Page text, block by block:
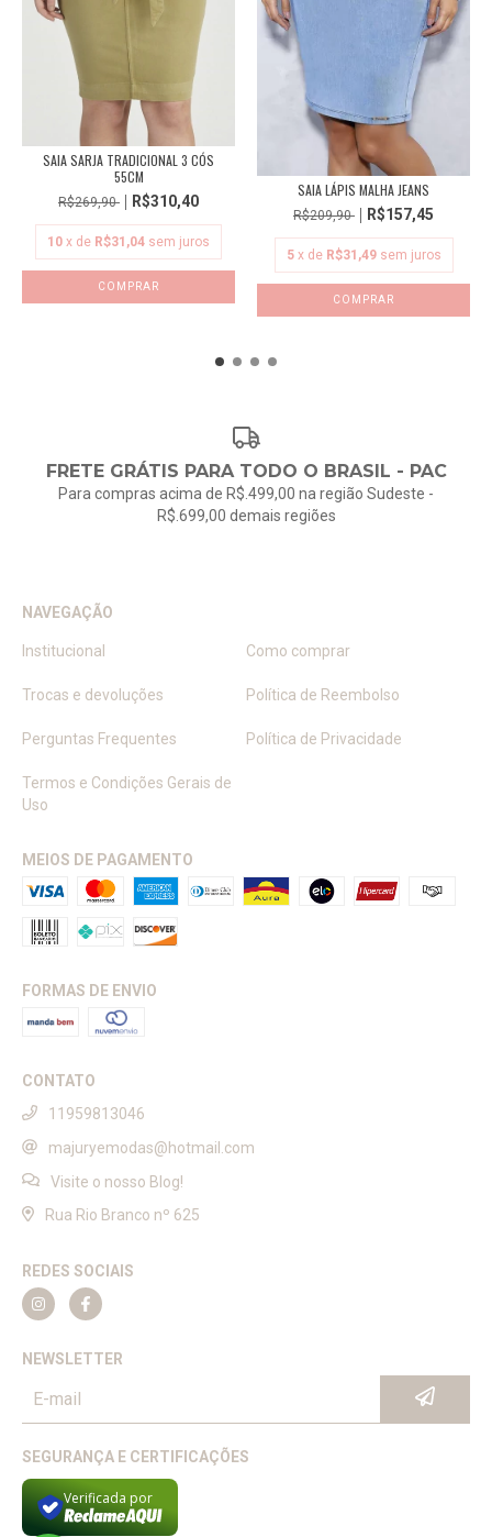
SAIA SARJA TRADICIONAL 3 CÓS
55CM
R$269,90 R$310,40
10 x de R$31,04 sem juros
COMPRAR
SAIA LÁPIS MALHA JEANS
R$209,90 R$157,45
5 x de R$31,49 sem juros
COMPRAR
FRETE GRÁTIS PARA TODO O BRASIL - PAC
Para compras acima de R$.499,00 na região Sudeste -
R$.699,00 demais regiões
NAVEGAÇÃO
Institucional Como comprar
Trocas e devoluções Política de Reembolso
Perguntas Frequentes Política de Privacidade
Termos e Condições Gerais de
Uso
MEIOS DE PAGAMENTO
FORMAS DE ENVIO
CONTATO
11959813046
majuryemodas@hotmail.com
Visite o nosso Blog!
Rua Rio Branco nº 625
REDES SOCIAIS
NEWSLETTER
SEGURANÇA E CERTIFICAÇÕES
Verificada por